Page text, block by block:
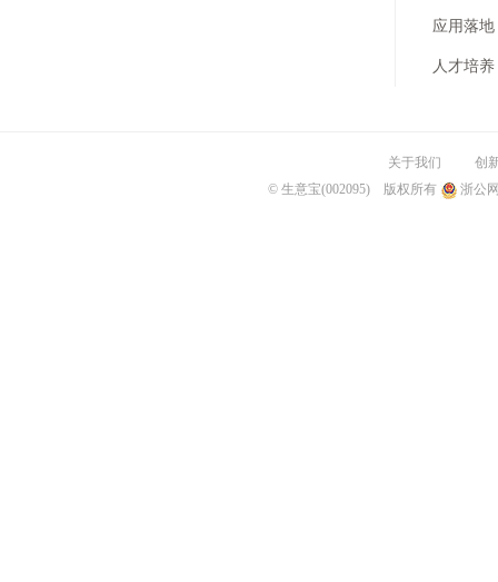
应用落地
人才培养
关于我们
创
© 生意宝(002095) 版权所有
浙公